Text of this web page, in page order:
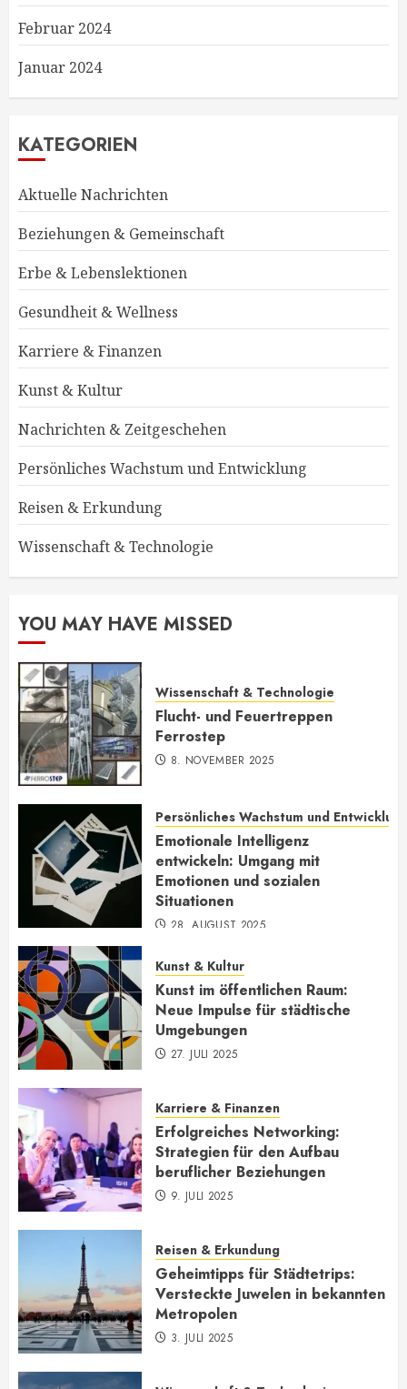
Februar 2024
Januar 2024
KATEGORIEN
Aktuelle Nachrichten
Beziehungen & Gemeinschaft
Erbe & Lebenslektionen
Gesundheit & Wellness
Karriere & Finanzen
Kunst & Kultur
Nachrichten & Zeitgeschehen
Persönliches Wachstum und Entwicklung
Reisen & Erkundung
Wissenschaft & Technologie
YOU MAY HAVE MISSED
Wissenschaft & Technologie
Flucht- und Feuertreppen
Ferrostep
8. NOVEMBER 2025
Persönliches Wachstum und Entwicklung
Emotionale Intelligenz
entwickeln: Umgang mit
Emotionen und sozialen
Situationen
28. AUGUST 2025
Kunst & Kultur
Kunst im öffentlichen Raum:
Neue Impulse für städtische
Umgebungen
27. JULI 2025
Karriere & Finanzen
Erfolgreiches Networking:
Strategien für den Aufbau
beruflicher Beziehungen
9. JULI 2025
Reisen & Erkundung
Geheimtipps für Städtetrips:
Versteckte Juwelen in bekannten
Metropolen
3. JULI 2025